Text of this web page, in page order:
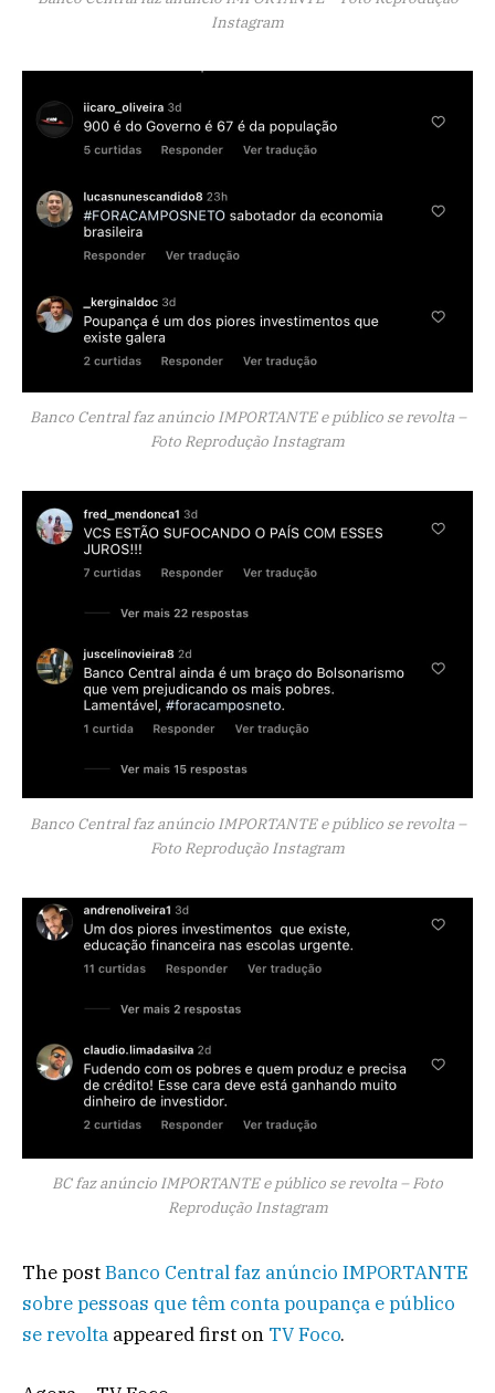
Instagram
Banco Central faz anúncio IMPORTANTE e público se revolta –
Foto Reprodução Instagram
Banco Central faz anúncio IMPORTANTE e público se revolta –
Foto Reprodução Instagram
BC faz anúncio IMPORTANTE e público se revolta – Foto
Reprodução Instagram
The postBanco Central faz anúncio IMPORTANTE
sobre pessoas que têm conta poupança e público
se revolta appeared first on TV Foco.